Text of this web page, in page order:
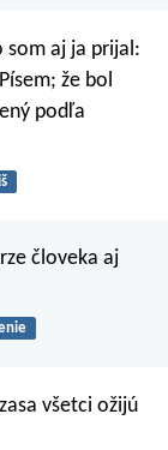
som aj ja prijal:
že bol
podľa
človeka aj
všetci ožijú